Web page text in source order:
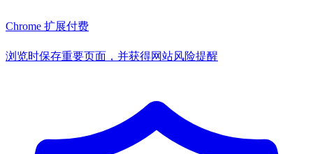
Chrome 扩展付费
浏览时保存重要页面，并获得网站风险提醒